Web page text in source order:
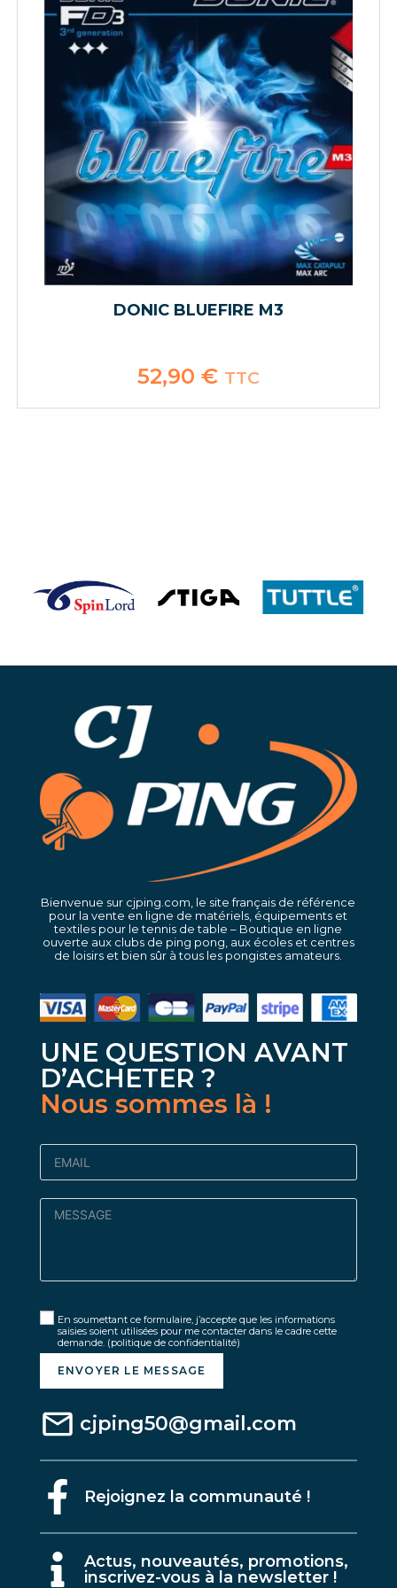
DONIC BLUEFIRE M3
52,90 € TTC
Bienvenue sur cjping.com, le site français de référence
pour la vente en ligne de matériels, équipements et
textiles pour le tennis de table – Boutique en ligne
ouverte aux clubs de ping pong, aux écoles et centres
de loisirs et bien sûr à tous les pongistes amateurs.
UNE QUESTION AVANT
D’ACHETER ?
Nous sommes là !
En soumettant ce formulaire, j’accepte que les informations
saisies soient utilisées pour me contacter dans le cadre cette
demande. (politique de confidentialité)
ENVOYER LE MESSAGE
cjping50@gmail.com
Rejoignez la communauté !
Actus, nouveautés, promotions,
inscrivez-vous à la newsletter !